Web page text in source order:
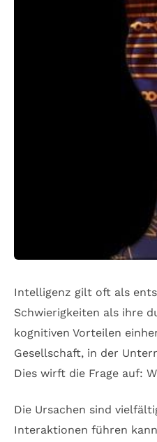
Intelligenz gilt oft als
Schwierigkeiten als ihre
kognitiven Vorteilen
Gesellschaft, in der
Dies wirft die Frage auf:
Die Ursachen sind
Interaktionen führen